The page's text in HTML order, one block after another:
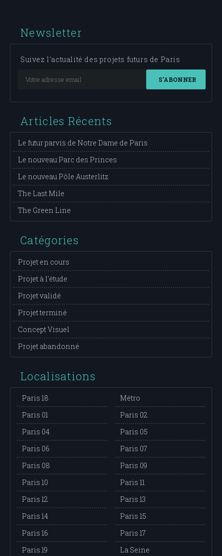
Newsletter
Suivez l'actualité des projets futurs de Paris
S'ABONNER
Articles Récents
Le futur parvis de Notre Dame de Paris
Le nouveau Parc des Princes
Le nouveau Pôle Austerlitz
The Last Mile
The Green Line
Catégories
Projet en cours
Projet à l'étude
Projet validé
Projet terminé
Concept Visuel
Projet abandonné
Localisations
Paris 18
Métro
Paris 01
Paris 02
Paris 04
Paris 05
Paris 06
Paris 07
Paris 08
Paris 09
Paris 10
Paris 11
Paris 12
Paris 13
Paris 14
Paris 15
Paris 16
Paris 17
Paris 19
La Seine